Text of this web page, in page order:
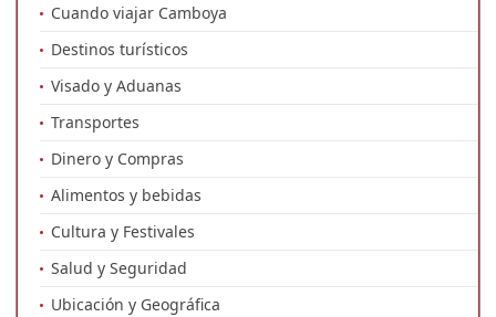
Cuando viajar Camboya
Destinos turísticos
Visado y Aduanas
Transportes
Dinero y Compras
Alimentos y bebidas
Cultura y Festivales
Salud y Seguridad
Ubicación y Geográfica